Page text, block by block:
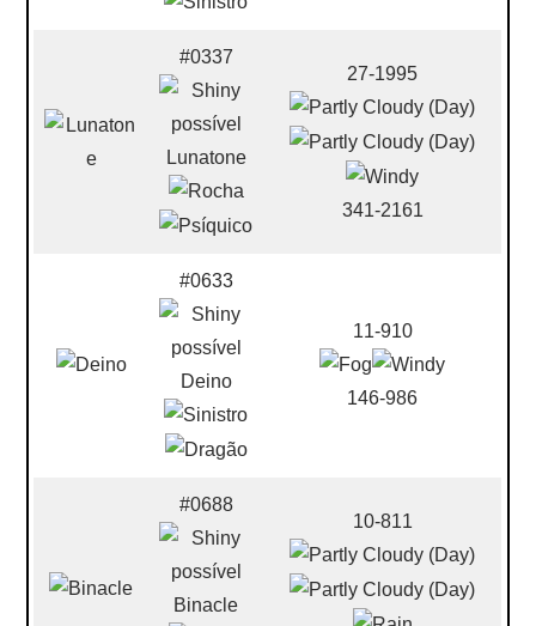
#0337
Lunatone
27-1995
341-2161
#0633
Deino
11-910
146-986
#0688
Binacle
10-811